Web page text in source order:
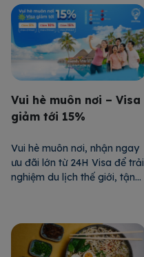
Vui hè muôn nơi – Visa
giảm tới 15%
Vui hè muôn nơi, nhận ngay
ưu đãi lớn từ 24H Visa để trải
nghiệm du lịch thế giới, tận
những khoảnh khắc ý nghĩa
bên gia đình và bạn bè. Điều
kiện áp dụng: – Giảm 5% cho